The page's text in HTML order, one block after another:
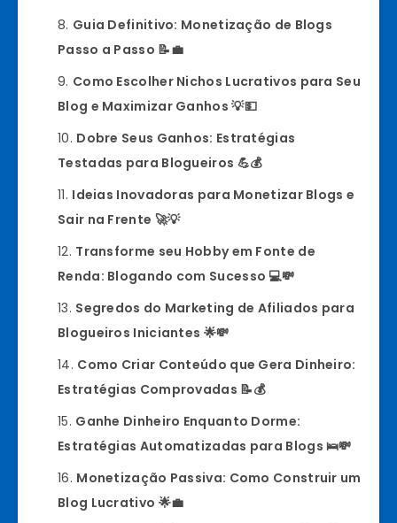
Guia Definitivo: Monetização de Blogs
Passo a Passo 📝💼
Como Escolher Nichos Lucrativos para Seu
Blog e Maximizar Ganhos 💡💵
Dobre Seus Ganhos: Estratégias
Testadas para Blogueiros 💪💰
Ideias Inovadoras para Monetizar Blogs e
Sair na Frente 🚀💡
Transforme seu Hobby em Fonte de
Renda: Blogando com Sucesso 💻💸
Segredos do Marketing de Afiliados para
Blogueiros Iniciantes 🌟💸
Como Criar Conteúdo que Gera Dinheiro:
Estratégias Comprovadas 📝💰
Ganhe Dinheiro Enquanto Dorme:
Estratégias Automatizadas para Blogs 🛌💸
Monetização Passiva: Como Construir um
Blog Lucrativo 🌟💼